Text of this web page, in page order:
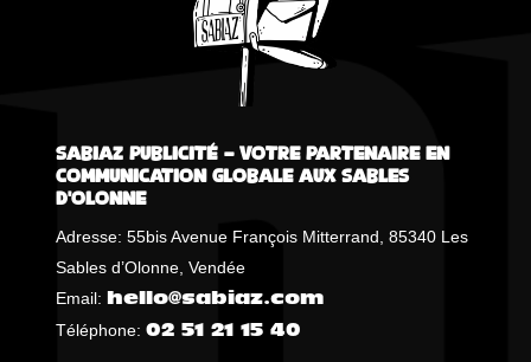
Sabiaz Publicité – Votre Partenaire en
Communication Globale aux Sables
d’Olonne
Adresse: 55bis Avenue François Mitterrand, 85340 Les
Sables d’Olonne, Vendée
Email:
hello@sabiaz.com
Téléphone:02 51 21 15 40